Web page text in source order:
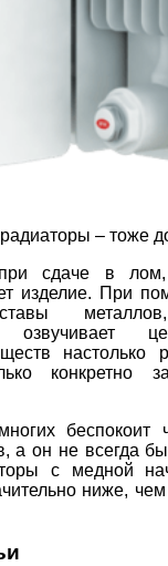
– тоже
при сдаче в
изделие. При
настолько
конкретно
беспокоит
а он не всегда
с медной
ниже,